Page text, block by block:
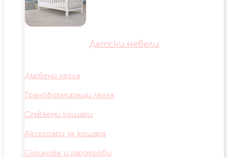
Детски мебели
Дървени легла
Трансформиращи легла
Сгъваеми кошари
Аксесоари за кошара
Скринове и гардероби